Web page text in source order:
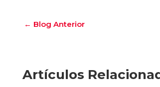
← Blog Anterior
Artículos